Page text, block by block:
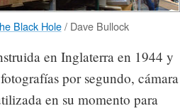
Black Hole/ Dave Bullock
en Inglaterra en 1944 y
por segundo, cámara
en su momento para